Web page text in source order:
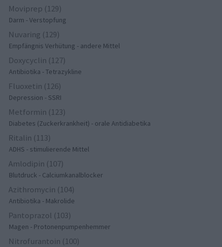
Moviprep (129)
Darm - Verstopfung
Nuvaring (129)
Empfängnis Verhütung - andere Mittel
Doxycyclin (127)
Antibiotika - Tetrazykline
Fluoxetin (126)
Depression - SSRI
Metformin (123)
Diabetes (Zuckerkrankheit) - orale Antidiabetika
Ritalin (113)
ADHS - stimulierende Mittel
Amlodipin (107)
Blutdruck - Calciumkanalblocker
Azithromycin (104)
Antibiotika - Makrolide
Pantoprazol (103)
Magen - Protonenpumpenhemmer
Nitrofurantoin (100)